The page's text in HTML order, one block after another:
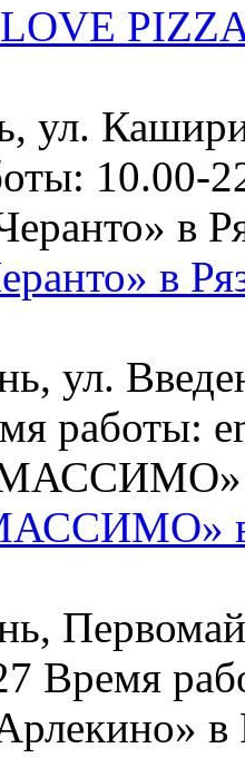
ул.
10.00-
в
ул.
работы:
в
Время